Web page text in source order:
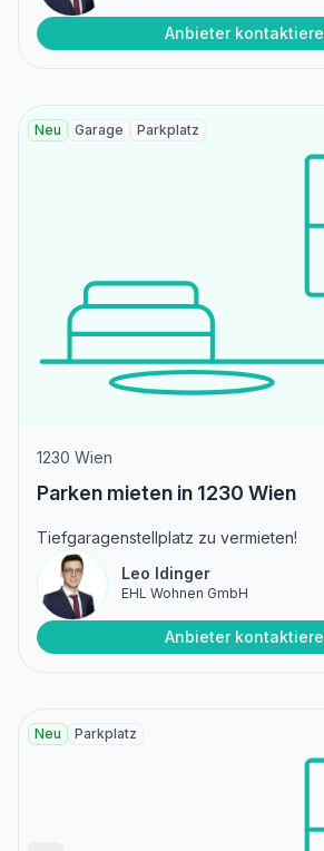
Anbieter
Neu Garage Parkplatz
1230 Wien
Parken mieten in 1230 Wien
Tiefgaragenstellplatz zu vermieten!
Leo Idinger
EHL Wohnen GmbH
Anbieter
Neu Parkplatz